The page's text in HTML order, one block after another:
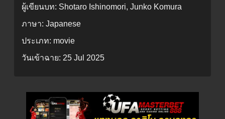
ผู้เขียนบท: Shotaro Ishinomori, Junko Komura
ภาษา: Japanese
ประเภท: movie
วันเข้าฉาย: 25 Jul 2025